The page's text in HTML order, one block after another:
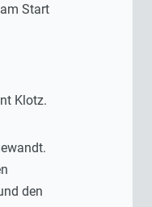
Start
Klotz.
den